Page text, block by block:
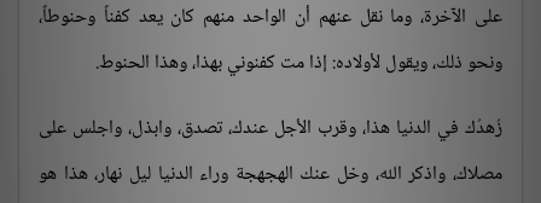
على الآخرة، وما نقل عنهم أن الواحد منهم كان يعد كفناً وحنوطاً،
ونحو ذلك، ويقول لأولاده: إذا مت كفنوني بهذا، وهذا الحنوط.
زُهدُك في الدنيا هذا، وقرب الأجل عندك، تصدق، وابذل، واجلس على
مصلاك، واذكر الله، وخل عنك الهجهجة وراء الدنيا ليل نهار، هذا هو